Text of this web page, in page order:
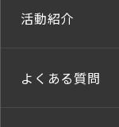
活動紹介
よくある質問